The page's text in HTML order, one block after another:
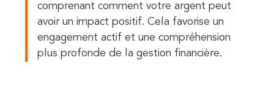
comprenant comment votre argent peut
avoir un impact positif. Cela favorise un
engagement actif et une compréhension
plus profonde de la gestion financière.